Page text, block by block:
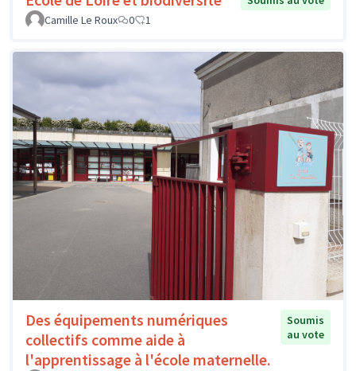
Camille Le Roux
0 1
Des équipements numériques
collectifs comme aide à
l'apprentissage à l'école maternelle.
Soumis
au vote